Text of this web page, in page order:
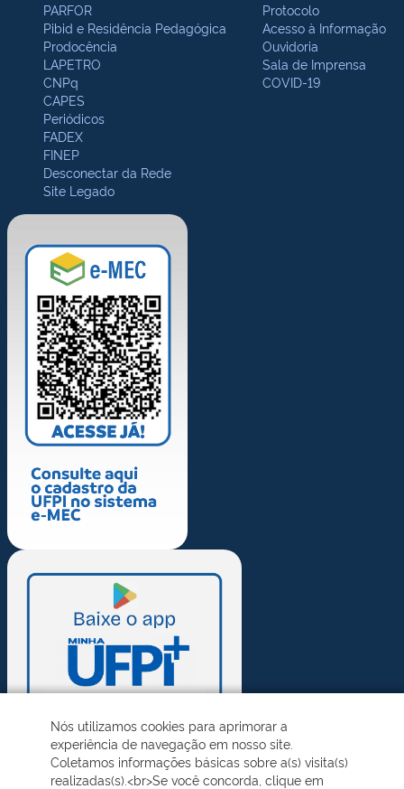
PARFOR
Pibid e Residência Pedagógica
Prodocência
LAPETRO
CNPq
CAPES
Periódicos
FADEX
FINEP
Desconectar da Rede
Site Legado
Protocolo
Acesso à Informação
Ouvidoria
Sala de Imprensa
COVID-19
Nós utilizamos cookies para aprimorar a
experiência de navegação em nosso site.
Coletamos informações básicas sobre a(s) visita(s)
realizadas(s).<br>Se você concorda, clique em